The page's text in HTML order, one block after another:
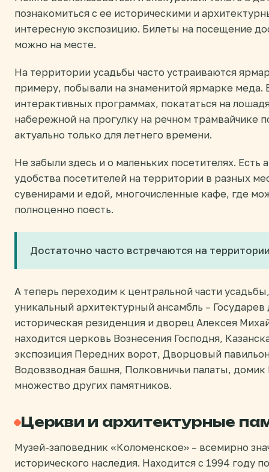
познакомиться с ее историческими и
интересную экспозицию. Билеты на посещение
можно на месте.
На территории усадьбы часто устраиваются
примеру, побывали на знаменитой ярмарке меда.
интерактивных программах, покататься на
набережной на прогулку на речном трамвайчике
актуально только для летнего времени.
Не забыли здесь и о маленьких посетителях.
удобства посетителей на территории в разных
сувенирами и едой, многочисленные кафе, где
полноценно поесть.
Достаточно часто встречаются на
А теперь переходим к центральной части
уникальный архитектурный ансамбль – Государев
историческая резиденция и дворец Алексея
находится церковь Вознесения Господня,
экспозиция Передних ворот, Дворцовый
Водовзводная башня, Полковничьи палаты,
множество других памятников.
Церкви и архитектурные
Музей-заповедник «Коломенское» – всемирно
исторического наследия. Находится с 1994 году